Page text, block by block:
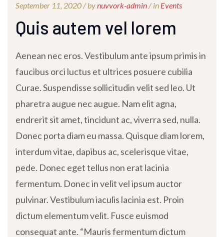
September 11, 2020 /bynuvvork-admin/ in Events
Quis autem vel lorem
Aenean nec eros. Vestibulum ante ipsum primis in
faucibus orci luctus et ultrices posuere cubilia
Curae. Suspendisse sollicitudin velit sed leo. Ut
pharetra augue nec augue. Nam elit agna,
endrerit sit amet, tincidunt ac, viverra sed, nulla.
Donec porta diam eu massa. Quisque diam lorem,
interdum vitae, dapibus ac, scelerisque vitae,
pede. Donec eget tellus non erat lacinia
fermentum. Donec in velit vel ipsum auctor
pulvinar. Vestibulum iaculis lacinia est. Proin
dictum elementum velit. Fusce euismod
consequat ante. “Mauris fermentum dictum